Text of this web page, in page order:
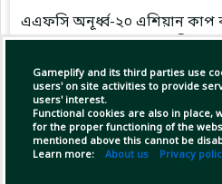
Gameplify and its third parties use
users' on site activities to provide
users' interest.
Functional cookies are also in place,
for the proper functioning of the
mentioned above this cannot be
Learn more: About us Privacy
এএফসি অনূর্ধ্ব-২০ এশিয়ান কাপ
রেখে বাংলাদেশ দলের প্রস্তুতি
ইংল্যান্ড প্রবাসী তরুণ উইঙ্গার
ম্যানচেস্টার ইউনাইটেডের যুব
হাতেখড়ি নেওয়া অ্যাডাম পরে
খেলেছেন।